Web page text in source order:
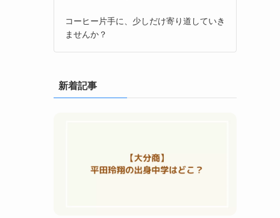
コーヒー片手に、少しだけ寄り道していき
ませんか？
新着記事